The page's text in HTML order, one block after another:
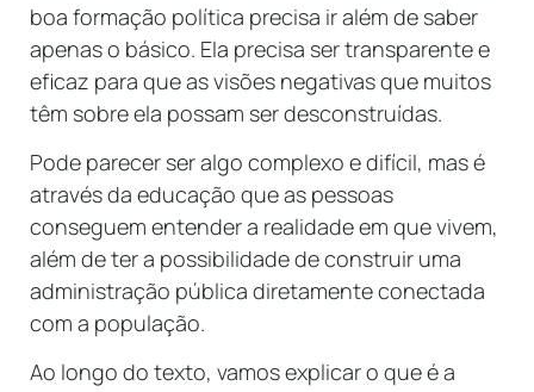
boa formação política precisa ir além de saber
apenas o básico. Ela precisa ser transparente e
eficaz para que as visões negativas que muitos
têm sobre ela possam ser desconstruídas.
Pode parecer ser algo complexo e difícil, mas é
através da educação que as pessoas
conseguem entender a realidade em que vivem,
além de ter a possibilidade de construir uma
administração pública diretamente conectada
com a população.
Ao longo do texto, vamos explicar o que é a